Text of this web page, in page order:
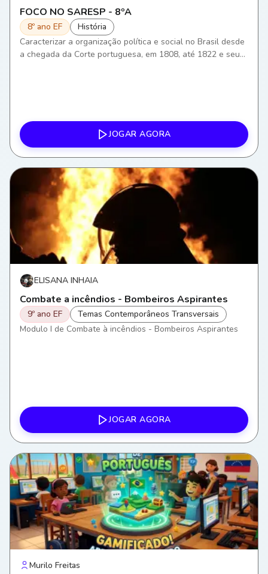
FOCO NO SARESP - 8ºA
8º ano EF
História
Caracterizar a organização política e social no Brasil desde
a chegada da Corte portuguesa, em 1808, até 1822 e seus
JOGAR AGORA
ELISANA INHAIA
Combate a incêndios - Bombeiros Aspirantes
9º ano EF
Temas Contemporâneos Transversais
Modulo I de Combate à incêndios - Bombeiros Aspirantes
JOGAR AGORA
Murilo Freitas